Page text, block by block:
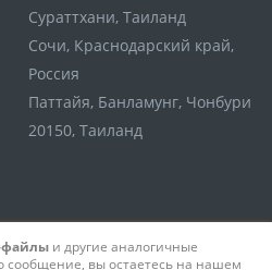
Сураттхани, Таиланд
Сочи, Краснодарский край,
Россия
Паттайя, Банламунг, Чонбури
20150, Таиланд
файлы и другие аналогичные
сообщение, вы остаетесь на нашем